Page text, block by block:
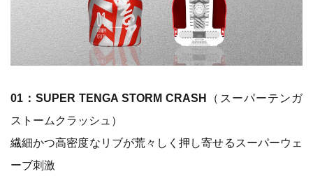
01：SUPER TENGA STORM CRASH （スーパーテンガ
ストームクラッシュ）
繊細かつ高密度なリブが荒々しく押し寄せるスーパーウェ
ーブ刺激